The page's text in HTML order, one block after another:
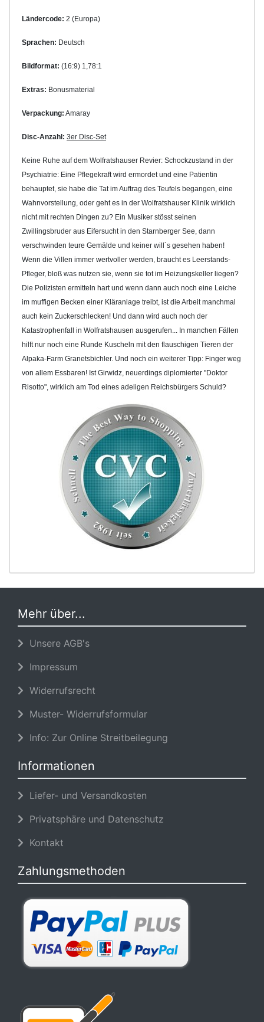
Ländercode: 2 (Europa)
Sprachen: Deutsch
Bildformat: (16:9) 1,78:1
Extras: Bonusmaterial
Verpackung: Amaray
Disc-Anzahl: 3er Disc-Set
Keine Ruhe auf dem Wolfratshauser Revier: Schockzustand in der
Psychiatrie: Eine Pflegekraft wird ermordet und eine Patientin
behauptet, sie habe die Tat im Auftrag des Teufels begangen, eine
Wahnvorstellung, oder geht es in der Wolfratshauser Klinik wirklich
nicht mit rechten Dingen zu? Ein Musiker stösst seinen
Zwillingsbruder aus Eifersucht in den Starnberger See, dann
verschwinden teure Gemälde und keiner will´s gesehen haben!
Wenn die Villen immer wertvoller werden, braucht es Leerstands-
Pfleger, bloß was nutzen sie, wenn sie tot im Heizungskeller liegen?
Die Polizisten ermitteln hart und wenn dann auch noch eine Leiche
im muffigen Becken einer Kläranlage treibt, ist die Arbeit manchmal
auch kein Zuckerschlecken! Und dann wird auch noch der
Katastrophenfall in Wolfratshausen ausgerufen... In manchen Fällen
hilft nur noch eine Runde Kuscheln mit den flauschigen Tieren der
Alpaka-Farm Granetsbichler. Und noch ein weiterer Tipp: Finger weg
von allem Essbaren! Ist Girwidz, neuerdings diplomierter "Doktor
Risotto", wirklich am Tod eines adeligen Reichsbürgers Schuld?
Mehr über...
Unsere AGB's
Impressum
Widerrufsrecht
Muster- Widerrufsformular
Info: Zur Online Streitbeilegung
Informationen
Liefer- und Versandkosten
Privatsphäre und Datenschutz
Kontakt
Zahlungsmethoden